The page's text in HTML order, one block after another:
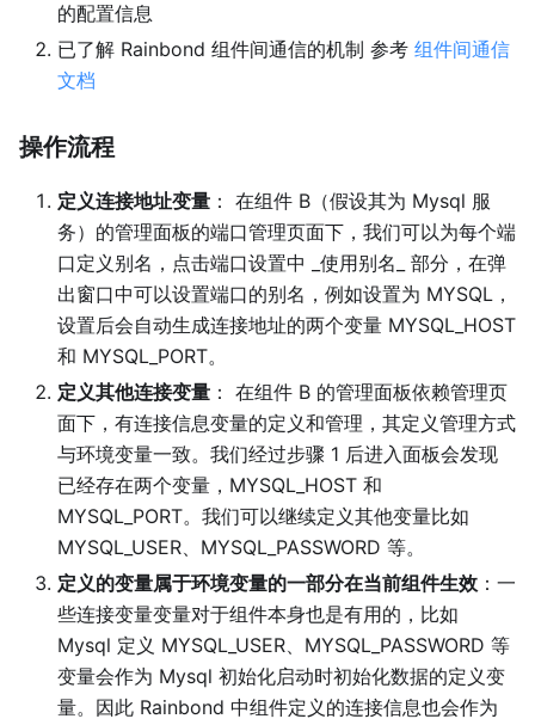
的配置信息
已了解 Rainbond 组件间通信的机制 参考 组件间通信
文档
操作流程
定义连接地址变量 ： 在组件 B（假设其为 Mysql 服
务）的管理面板的端口管理页面下，我们可以为每个端
口定义别名，点击端口设置中 _使用别名_ 部分，在弹
出窗口中可以设置端口的别名，例如设置为 MYSQL，
设置后会自动生成连接地址的两个变量 MYSQL_HOST
和 MYSQL_PORT。
定义其他连接变量 ： 在组件 B 的管理面板依赖管理页
面下，有连接信息变量的定义和管理，其定义管理方式
与环境变量一致。我们经过步骤 1 后进入面板会发现
已经存在两个变量，MYSQL_HOST 和
MYSQL_PORT。我们可以继续定义其他变量比如
MYSQL_USER、MYSQL_PASSWORD 等。
定义的变量属于环境变量的一部分在当前组件生效 ：一
些连接变量变量对于组件本身也是有用的，比如
Mysql 定义 MYSQL_USER、MYSQL_PASSWORD 等
变量会作为 Mysql 初始化启动时初始化数据的定义变
量。因此 Rainbond 中组件定义的连接信息也会作为